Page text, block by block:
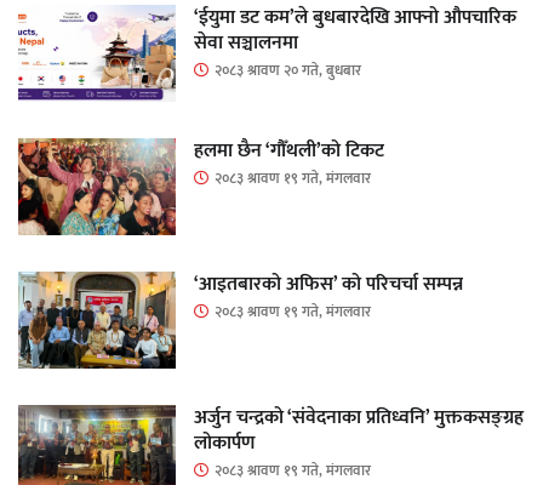
‘ईयुमा डट कम’ले बुधबारदेखि आफ्नो औपचारिक
सेवा सञ्चालनमा
२०८३ श्रावण २० गते, बुधबार
हलमा छैन ‘गौँथली’को टिकट
२०८३ श्रावण १९ गते, मंगलवार
‘आइतबारको अफिस’ को परिचर्चा सम्पन्न
२०८३ श्रावण १९ गते, मंगलवार
अर्जुन चन्द्रको ‘संवेदनाका प्रतिध्वनि’ मुक्तकसङ्ग्रह
लोकार्पण
२०८३ श्रावण १९ गते, मंगलवार